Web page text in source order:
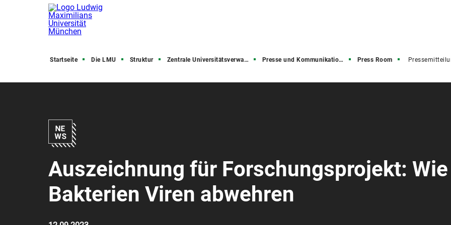
Startseite Die LMU Struktur Zentrale Universitätsverwaltung Presse und Kommunikation (PuK) Press Room
Auszeichnung für Forschungsprojekt: Wie
Bakterien Viren abwehren